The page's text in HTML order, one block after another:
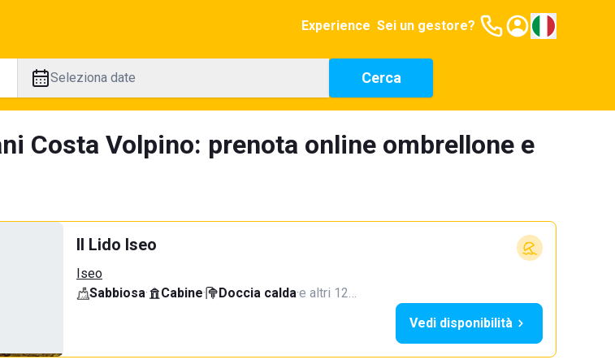
Experience Sei un gestore?
Seleziona date Cerca
Costa Volpino: prenota online ombrellone e
Il Lido Iseo
Iseo
Sabbiosa· Cabine· Doccia calda·e altri 12…
Vedi disponibilità